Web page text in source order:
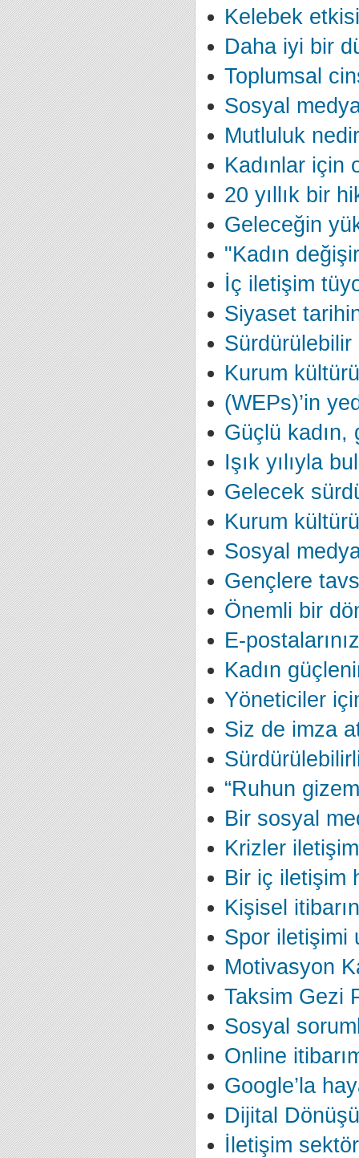
Kelebek etkisi
Daha iyi bir
Toplumsal
Sosyal
Mutluluk
Kadınlar için
20 yıllık bir
Geleceğin
"Kadın
İç iletişim
Siyaset
Kurum
(WEPs)’in
Güçlü kadın,
Işık yılıyla
Gelecek
Kurum
Sosyal
Gençlere
Önemli bir
E-
Kadın
Yöneticiler
Siz de imza
“Ruhun
Bir sosyal
Krizler
Bir iç iletişim
Kişisel
Spor iletişimi
Motivasyon
Taksim Gezi
Sosyal
Online
Google’la
Dijital
İletişim